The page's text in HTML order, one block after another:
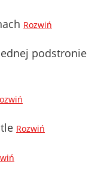
Rozwiń
podstronie
Rozwiń